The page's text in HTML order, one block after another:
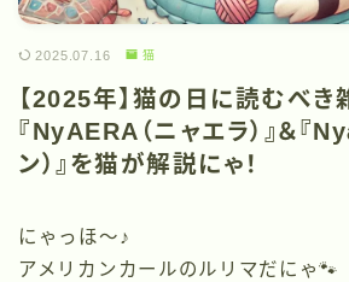
2025.07.16 猫
【2025年】猫の日に読むべき
『NyAERA（ニャエラ）』＆『
ン）』を猫が解説にゃ！
にゃっほ〜♪
アメリカンカールのルリマだにゃ🐾